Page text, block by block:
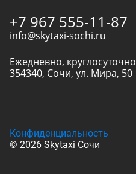
+7 967 555-11-87
info@skytaxi-sochi.ru
Ежедневно, круглосуточно
354340, Сочи, ул. Мира, 50
© 2026 Skytaxi Сочи
Конфиденциальность